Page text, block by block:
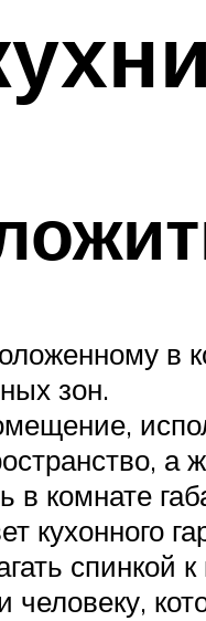
зон.
в комнате
кухонного
спинкой
человеку,